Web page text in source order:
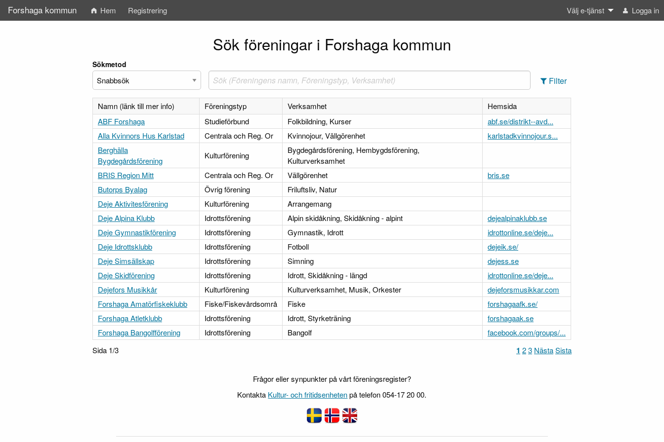
Forshaga kommun Hem Registrering Välj e-tjänst Logga in
Sök föreningar i Forshaga kommun
Sökmetod
Filter
Namn (länk till mer info) Föreningstyp Verksamhet
Hemsida
ABF Forshaga
Studieförbund Folkbildning, Kurser
abf.se/distrikt--avd...
Alla Kvinnors Hus Karlstad
Centrala och Reg. Or Kvinnojour, Vällgörenhet
karlstadkvinnojour.s...
Berghälla
Bygdegårdsförening
Kulturförening
Bygdegårdsförening, Hembygdsförening,
Kulturverksamhet
BRIS Region Mitt
Centrala och Reg. Or Vällgörenhet
bris.se
Butorps Byalag
Övrig förening
Friluftsliv, Natur
Deje Aktivitesförening
Kulturförening
Arrangemang
Deje Alpina Klubb
Idrottsförening Alpin skidåkning, Skidåkning - alpint
dejealpinaklubb.se
Deje Gymnastikförening
Idrottsförening Gymnastik, Idrott
idrottonline.se/deje...
Deje Idrottsklubb
Idrottsförening Fotboll
dejeik.se/
Deje Simsällskap
Idrottsförening Simning
dejess.se
Deje Skidförening
Idrottsförening Idrott, Skidåkning - längd
idrottonline.se/deje...
Dejefors Musikkår
Kulturförening Kulturverksamhet, Musik, Orkester
dejeforsmusikkar.com
Forshaga Amatörfiskeklubb
Fiske/Fiskevårdsområ Fiske
forshagaafk.se/
Forshaga Atletklubb
Idrottsförening Idrott, Styrketräning
forshagaak.se
Forshaga Bangolfförening
Idrottsförening Bangolf
facebook.com/groups/...
Sida 1/3
1 23 NästaSista
Frågor eller synpunkter på vårt föreningsregister?
Kontakta Kultur- och fritidsenhetenpå telefon 054-17 20 00.